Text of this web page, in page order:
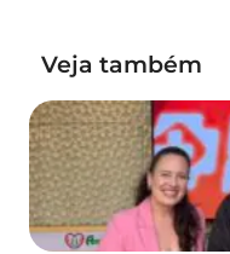
Veja também